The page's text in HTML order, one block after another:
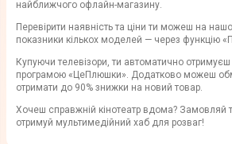
найближчого офлайн-магазину.
Перевірити наявність та ціни ти можеш на
показники кількох моделей — через функцію
Купуючи телевізори, ти автоматично
програмою «ЦеПлюшки». Додатково можеш
отримати до 90% знижки на новий товар.
Хочеш справжній кінотеатр вдома? Замовляй
отримуй мультимедійний хаб для розваг!